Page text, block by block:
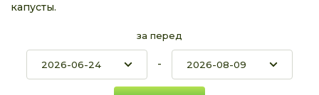
капусты.
за перед
-